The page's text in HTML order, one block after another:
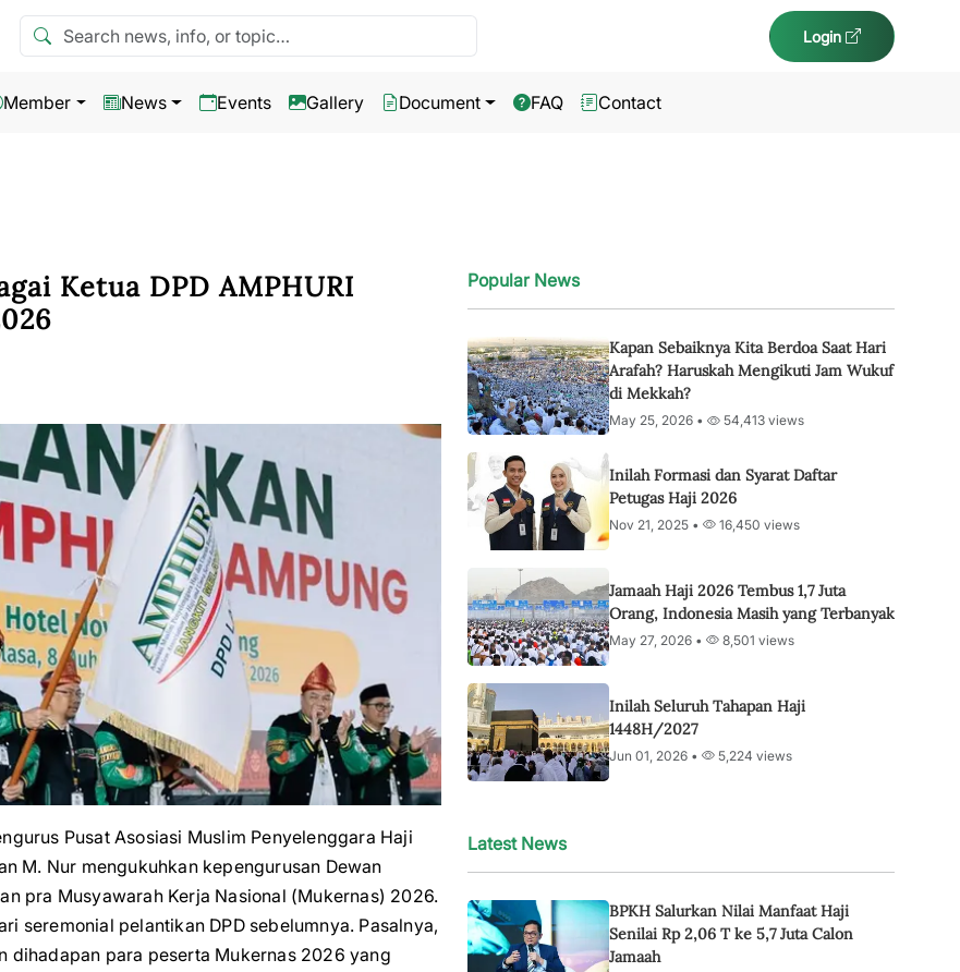
Search news Login
Member News Events Gallery Document FAQ Contact
Ketua DPD AMPHURI
Pusat Asosiasi Muslim Penyelenggara Haji
M. Nur mengukuhkan kepengurusan Dewan
pra Musyawarah Kerja Nasional (Mukernas) 2026.
seremonial pelantikan DPD sebelumnya. Pasalnya,
dihadapan para peserta Mukernas 2026 yang
Popular News
Kapan Sebaiknya Kita Berdoa Saat Hari
Arafah? Haruskah Mengikuti Jam Wukuf
di Mekkah?
May 25, 2026 • 54,413 views
Inilah Formasi dan Syarat Daftar
Petugas Haji 2026
Nov 21, 2025 • 16,450 views
Jamaah Haji 2026 Tembus 1,7 Juta
Orang, Indonesia Masih yang Terbanyak
May 27, 2026 • 8,501 views
Inilah Seluruh Tahapan Haji
1448H/2027
Jun 01, 2026 • 5,224 views
Latest News
BPKH Salurkan Nilai Manfaat Haji
Senilai Rp 2,06 T ke 5,7 Juta Calon
Jamaah